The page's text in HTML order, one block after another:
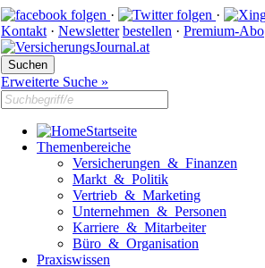
· ·
Kontakt · Newsletter bestellen · Premium-Abo
Erweiterte Suche »
Startseite
Themenbereiche
Versicherungen & Finanzen
Markt & Politik
Vertrieb & Marketing
Unternehmen & Personen
Karriere & Mitarbeiter
Büro & Organisation
Praxiswissen